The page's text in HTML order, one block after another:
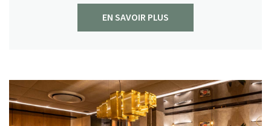
EN SAVOIR PLUS